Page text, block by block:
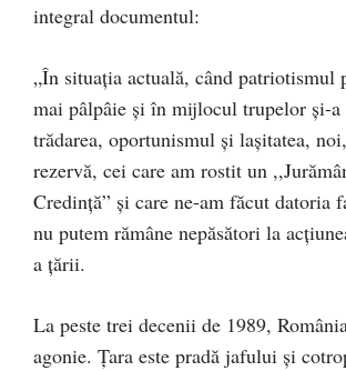
integral documentul:
„În situația actuală, când patriotismul
mai pâlpâie și în mijlocul trupelor și-
trădarea, oportunismul și lașitatea,
rezervă, cei care am rostit un
Credință” și care ne-am făcut datoria
nu putem rămâne nepăsători la
a țării.
La peste trei decenii de 1989,
agonie. Țara este pradă jafului și